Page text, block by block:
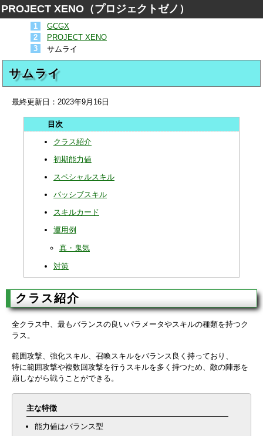
PROJECT XENO（プロジェクトゼノ）
GCGX
PROJECT XENO
サムライ
サムライ
最終更新日： 2023年9月16日
クラス紹介
初期能力値
スペシャルスキル
パッシブスキル
スキルカード
運用例
真・鬼気
対策
クラス紹介
全クラス中、最もバランスの良いパラメータやスキルの種類を持つク
ラス。
範囲攻撃、強化スキル、召喚スキルをバランス良く持っており、
特に範囲攻撃や複数回攻撃を行うスキルを多く持つため、敵の陣形を
崩しながら戦うことができる。
主な特徴
能力値はバランス型